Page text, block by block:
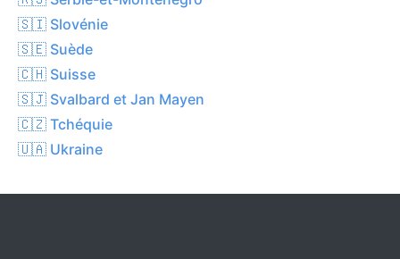
🇸🇮 Slovénie
🇸🇪 Suède
🇨🇭 Suisse
🇸🇯 Svalbard et Jan Mayen
🇨🇿 Tchéquie
🇺🇦 Ukraine